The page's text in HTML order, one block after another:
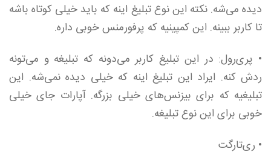
دیده می‌شه. نکته این نوع تبلیغ اینه که باید خیلی کوتاه باشه
تا کاربر ببینه. این کمپینیه که پرفورمنس خوبی داره.
• پری‌رول: در این تبلیغ کاربر می‌دونه که تبلیغه و می‌تونه
ردش کنه. ایراد این تبلیغ اینه که خیلی دیده نمی‌شه. این
تبلیغیه که برای بیزنس‌های خیلی بزرگه. آپارات جای خیلی
خوبی برای این نوع تبلیغه.
• ری‌تارگت